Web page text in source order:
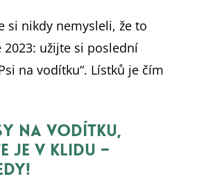
si nikdy nemysleli, že to
2023: užijte si poslední
na vodítku“. Lístků je čím
na vodítku,
je v klidu –